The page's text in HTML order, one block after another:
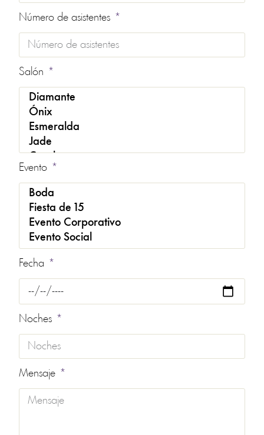
Número de asistentes
Salón
Evento
Fecha
Noches
Mensaje